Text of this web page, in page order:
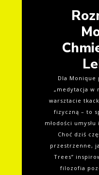
Dla Monique
„medytacja w
warsztacie
fizyczną – to
młodości
Choć dziś
przestrzenne,
Trees”
filozofia